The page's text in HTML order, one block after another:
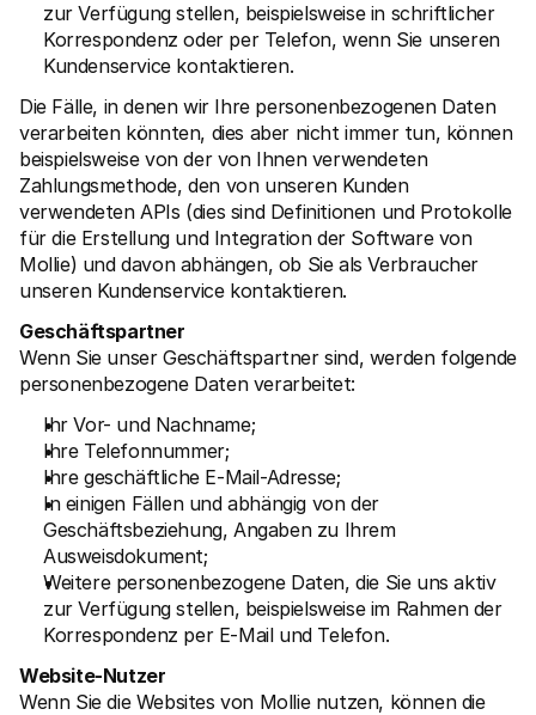
zur Verfügung stellen, beispielsweise in schriftlicher
Korrespondenz oder per Telefon, wenn Sie unseren
Kundenservice kontaktieren.
Die Fälle, in denen wir Ihre personenbezogenen Daten
verarbeiten könnten, dies aber nicht immer tun, können
beispielsweise von der von Ihnen verwendeten
Zahlungsmethode, den von unseren Kunden
verwendeten APIs (dies sind Definitionen und Protokolle
für die Erstellung und Integration der Software von
Mollie) und davon abhängen, ob Sie als Verbraucher
unseren Kundenservice kontaktieren.
Geschäftspartner
Wenn Sie unser Geschäftspartner sind, werden folgende
personenbezogene Daten verarbeitet:
Ihr Vor- und Nachname;
Ihre Telefonnummer;
Ihre geschäftliche E-Mail-Adresse;
In einigen Fällen und abhängig von der
Geschäftsbeziehung, Angaben zu Ihrem
Ausweisdokument;
Weitere personenbezogene Daten, die Sie uns aktiv
zur Verfügung stellen, beispielsweise im Rahmen der
Korrespondenz per E-Mail und Telefon.
Website-Nutzer
Wenn Sie die Websites von Mollie nutzen, können die